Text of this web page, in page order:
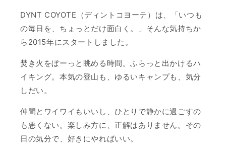
DYNT COYOTE（ディントコヨーテ）は、「いつも
の毎日を、ちょっとだけ面白く。」そんな気持ちか
ら2015年にスタートしました。
焚き火をぼーっと眺める時間。ふらっと出かけるハ
イキング。本気の登山も、ゆるいキャンプも、気分
しだい。
仲間とワイワイもいいし、ひとりで静かに過ごすの
も悪くない。楽しみ方に、正解はありません。その
日の気分で、好きにやればいい。